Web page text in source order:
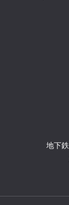
地下